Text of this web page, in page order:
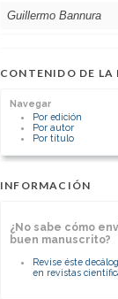
Guillermo Bannura
Prof. Titular Cirugía, U.
[Ver otros
CONTENIDO DE LA
Navegar
Por edición
Por autor
Por título
INFORMACIÓN
¿No sabe cómo
buen manuscrito?
Revise éste
en revistas